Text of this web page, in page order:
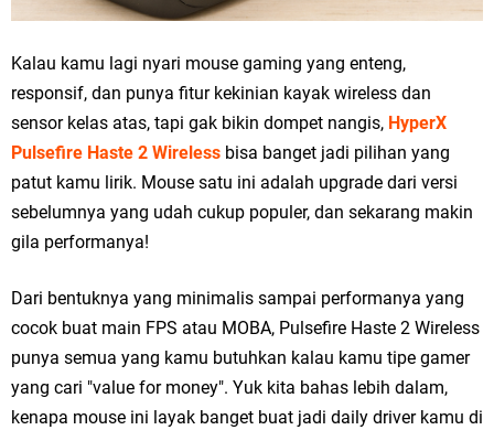
Kalau kamu lagi nyari mouse gaming yang enteng,
responsif, dan punya fitur kekinian kayak wireless dan
sensor kelas atas, tapi gak bikin dompet nangis, HyperX
Pulsefire Haste 2 Wireless bisa banget jadi pilihan yang
patut kamu lirik. Mouse satu ini adalah upgrade dari versi
sebelumnya yang udah cukup populer, dan sekarang makin
gila performanya!
Dari bentuknya yang minimalis sampai performanya yang
cocok buat main FPS atau MOBA, Pulsefire Haste 2 Wireless
punya semua yang kamu butuhkan kalau kamu tipe gamer
yang cari "value for money". Yuk kita bahas lebih dalam,
kenapa mouse ini layak banget buat jadi daily driver kamu di